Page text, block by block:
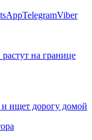
TelegramViber
на границе
ищет дорогу домой